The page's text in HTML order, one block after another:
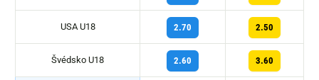
USA U18 2.70 2.50
Švédsko U18 2.60 3.60